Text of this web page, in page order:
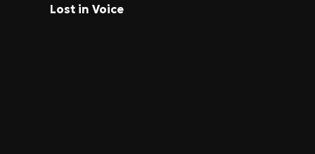
Lost in Voice